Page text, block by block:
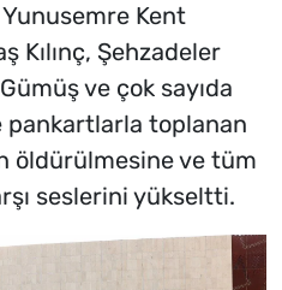
Kent
Kılınç, Şehzadeler
ve çok sayıda
pankartlarla toplanan
öldürülmesine ve tüm
seslerini yükseltti.